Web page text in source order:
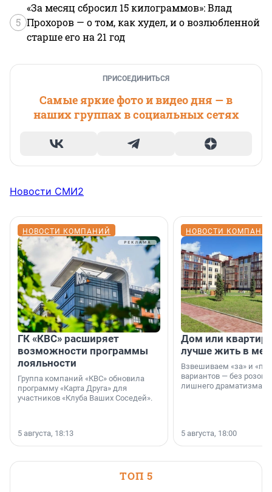
5
«За месяц сбросил 15 килограммов»: Влад
Прохоров — о том, как худел, и о возлюбленной
старше его на 21 год
ПРИСОЕДИНИТЬСЯ
Самые яркие фото и видео дня — в
наших группах в социальных сетях
Новости СМИ2
НОВОСТИ КОМПАНИЙ
ГК «КВС» расширяет
возможности программы
лояльности
Группа компаний «КВС» обновила
программу «Карта Друга» для
участников «Клуба Ваших Соседей».
5 августа, 18:13
НОВОСТИ
Дом или
лучше жить в
Взвешиваем «за» и
вариантов — без
лишнего драматизма.
5 августа, 18:00
ТОП 5